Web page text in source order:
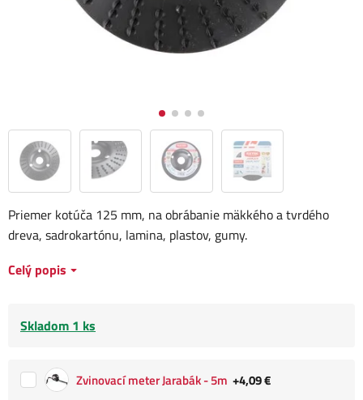
Priemer kotúča 125 mm, na obrábanie mäkkého a tvrdého
dreva, sadrokartónu, lamina, plastov, gumy.
Celý popis
Skladom 1 ks
Zvinovací meter Jarabák - 5m +4,09 €